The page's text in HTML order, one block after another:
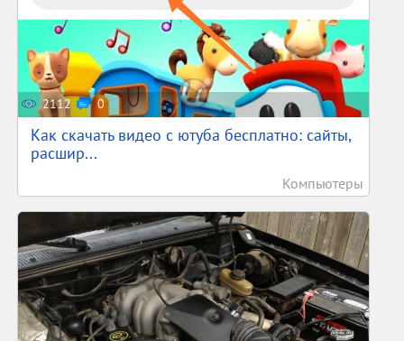
2112 0
Как скачать видео с ютуба бесплатно: сайты,
расшир...
Компьютеры